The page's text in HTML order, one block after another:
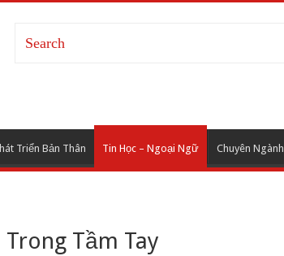
Triển Bản Thân Tin Học – Ngoại Ngữ Chuyên Ngành
Tầm Tay